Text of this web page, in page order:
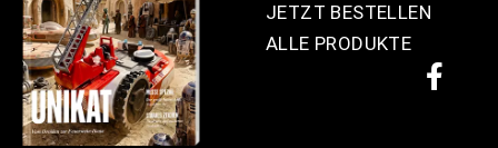
JETZT BESTELLEN
ALLE PRODUKTE